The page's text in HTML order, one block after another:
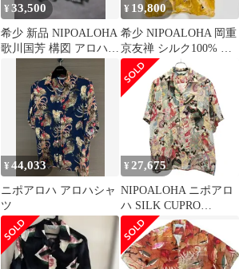
¥33,500
希少 新品 NIPOALOHA
歌川国芳 構図 アロハシ
ャツ kuniyoshi
¥ 19,800
希少 NIPOALOHA 岡重
京友禅 シルク100% 鯛
づくし アロハシャツ M
¥44,033
ニポアロハ アロハシャ
ツ
¥ 27,675
NIPOALOHA ニポアロ
ハ SILK CUPRO
SHORT SLEEVE
ALOHA SHIRT MAIKO
舞妓プリントアロハシ
ャツ ミックスカラー 1